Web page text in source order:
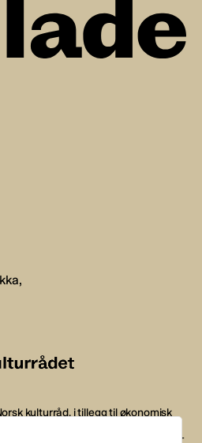
kulturråd, i tillegg til økonomisk
komponistforening og
etter Redaktør- og Vær Varsom-